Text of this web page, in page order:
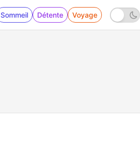
Sommeil Détente Voyage